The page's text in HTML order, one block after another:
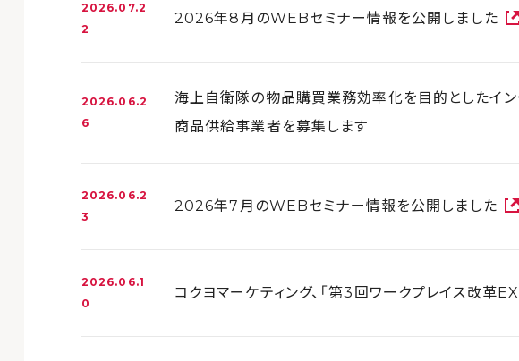
2026.07.2
2
2026年8月のWEBセミナー情報を公開しました
2026.06.2
6
海上自衛隊の物品購買業務効率化を目的としたイ
商品供給事業者を募集します
2026.06.2
3
2026年7月のWEBセミナー情報を公開しました
2026.06.1
0
コクヨマーケティング、「第3回ワークプレイス改革